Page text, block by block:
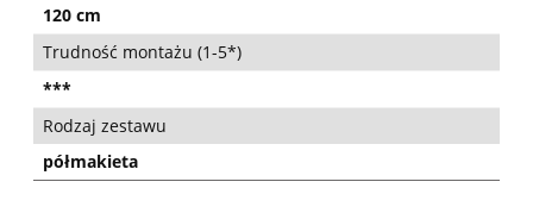
120 cm
Trudność montażu (1-5*)
***
Rodzaj zestawu
półmakieta